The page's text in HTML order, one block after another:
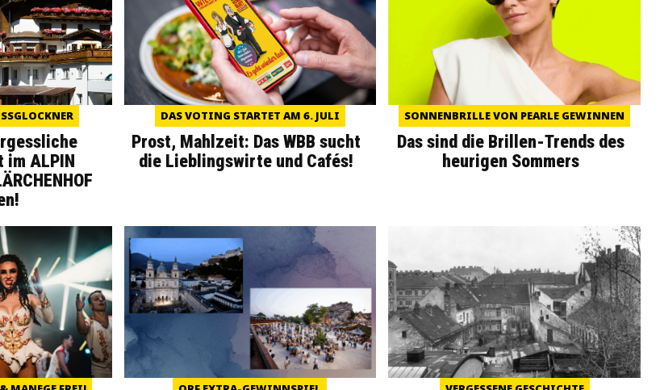
im ALPIN
DAS VOTING STARTET AM 6. JULI
Prost, Mahlzeit: Das WBB sucht
die Lieblingswirte und Cafés!
SONNENBRILLE VON PEARLE GEWINNEN
Das sind die Brillen-Trends des
heurigen Sommers